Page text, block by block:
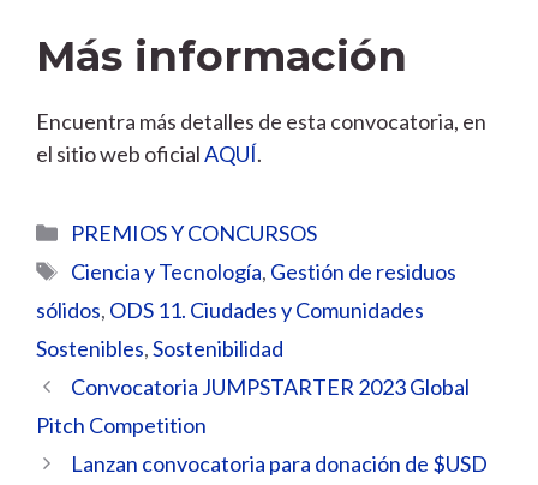
Más información
Encuentra más detalles de esta convocatoria, en
el sitio web oficialAQUÍ.
Categorías
PREMIOS Y CONCURSOS
Etiquetas
Ciencia y Tecnología, Gestión de residuos
sólidos, ODS 11. Ciudades y Comunidades
Sostenibles,Sostenibilidad
Convocatoria JUMPSTARTER 2023 Global
Pitch Competition
Lanzan convocatoria para donación de $USD